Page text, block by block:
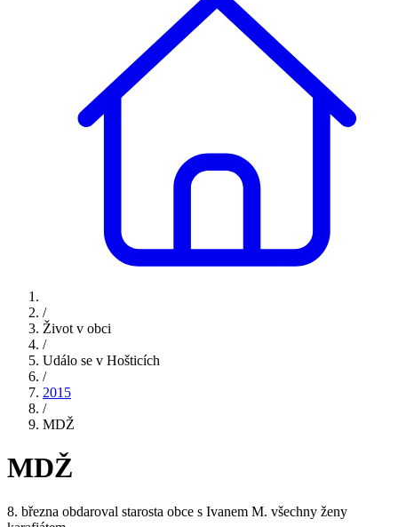
/
Život v obci
/
Událo se v Hošticích
/
2015
/
MDŽ
MDŽ
8. března obdaroval starosta obce s Ivanem M. všechny ženy